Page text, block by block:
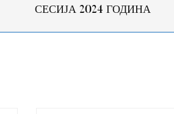
СЕСИЈА 2024 ГОДИНА